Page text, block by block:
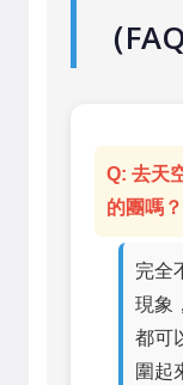
（
Q: 去天
的團嗎？
完全
現象
都可
圍起